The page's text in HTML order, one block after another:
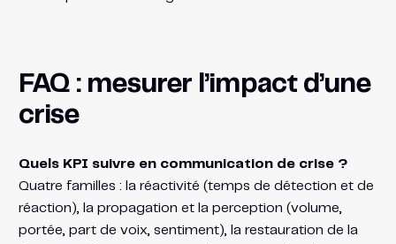
FAQ : mesurer l’impact d’une
crise
Quels KPI suivre en communication de crise ?
Quatre familles : la réactivité (temps de détection et de
réaction), la propagation et la perception (volume,
portée, part de voix, sentiment), la restauration de la